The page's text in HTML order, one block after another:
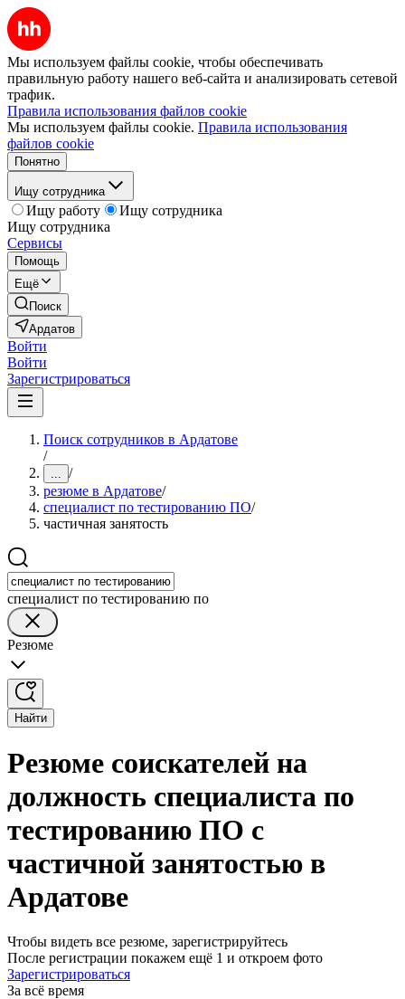
Мы используем файлы cookie, чтобы обеспечивать
правильную работу нашего веб-сайта и анализировать сетевой
трафик.
Правила использования файлов cookie
Мы используем файлы cookie. Правила использования
файлов cookie
Понятно
Ищу сотрудника
Ищу работу
Ищу сотрудника
Ищу сотрудника
Сервисы
Помощь
Ещё
Поиск
Ардатов
Войти
Войти
Зарегистрироваться
Поиск сотрудников в Ардатове
/
... /
резюме в Ардатове/
специалист по тестированию ПО/
частичная занятость
специалист по тестированию по
Резюме
Найти
Резюме соискателей на
должность специалиста по
тестированию ПО с
частичной занятостью в
Ардатове
Чтобы видеть все резюме, зарегистрируйтесь
После регистрации покажем ещё 1 и откроем фото
Зарегистрироваться
За всё время